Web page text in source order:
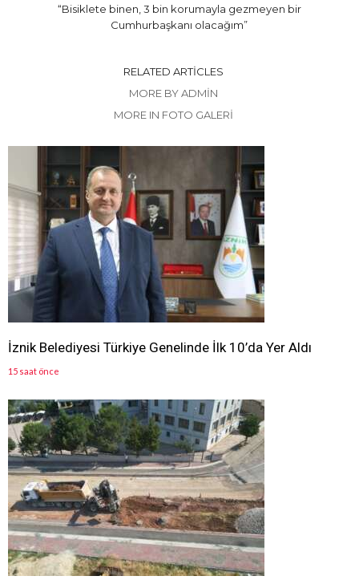
“Bisiklete binen, 3 bin korumayla gezmeyen bir
Cumhurbaşkanı olacağım”
RELATED ARTICLES
MORE BY ADMIN
MORE IN FOTO GALERİ
İznik Belediyesi Türkiye Genelinde İlk 10’da Yer Aldı
15 saat önce